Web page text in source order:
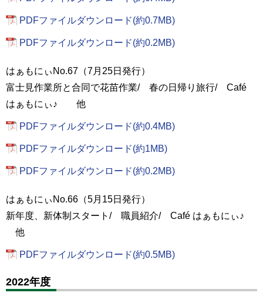
PDFファイルダウンロード(約0.7MB)
PDFファイルダウンロード(約0.2MB)
はぁもにぃNo.67（7月25日発行）
富士見作業所と合同で花苗作業/ 春の日帰り旅行/ Café
はぁもにぃ♪ 他
PDFファイルダウンロード(約0.4MB)
PDFファイルダウンロード(約1MB)
PDFファイルダウンロード(約0.2MB)
はぁもにぃNo.66（5月15日発行）
新年度、新体制スタート/ 職員紹介/ Café はぁもにぃ♪
他
PDFファイルダウンロード(約0.5MB)
2022年度